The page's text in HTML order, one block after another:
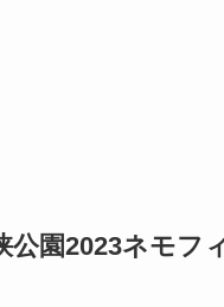
公園2023ネモフ